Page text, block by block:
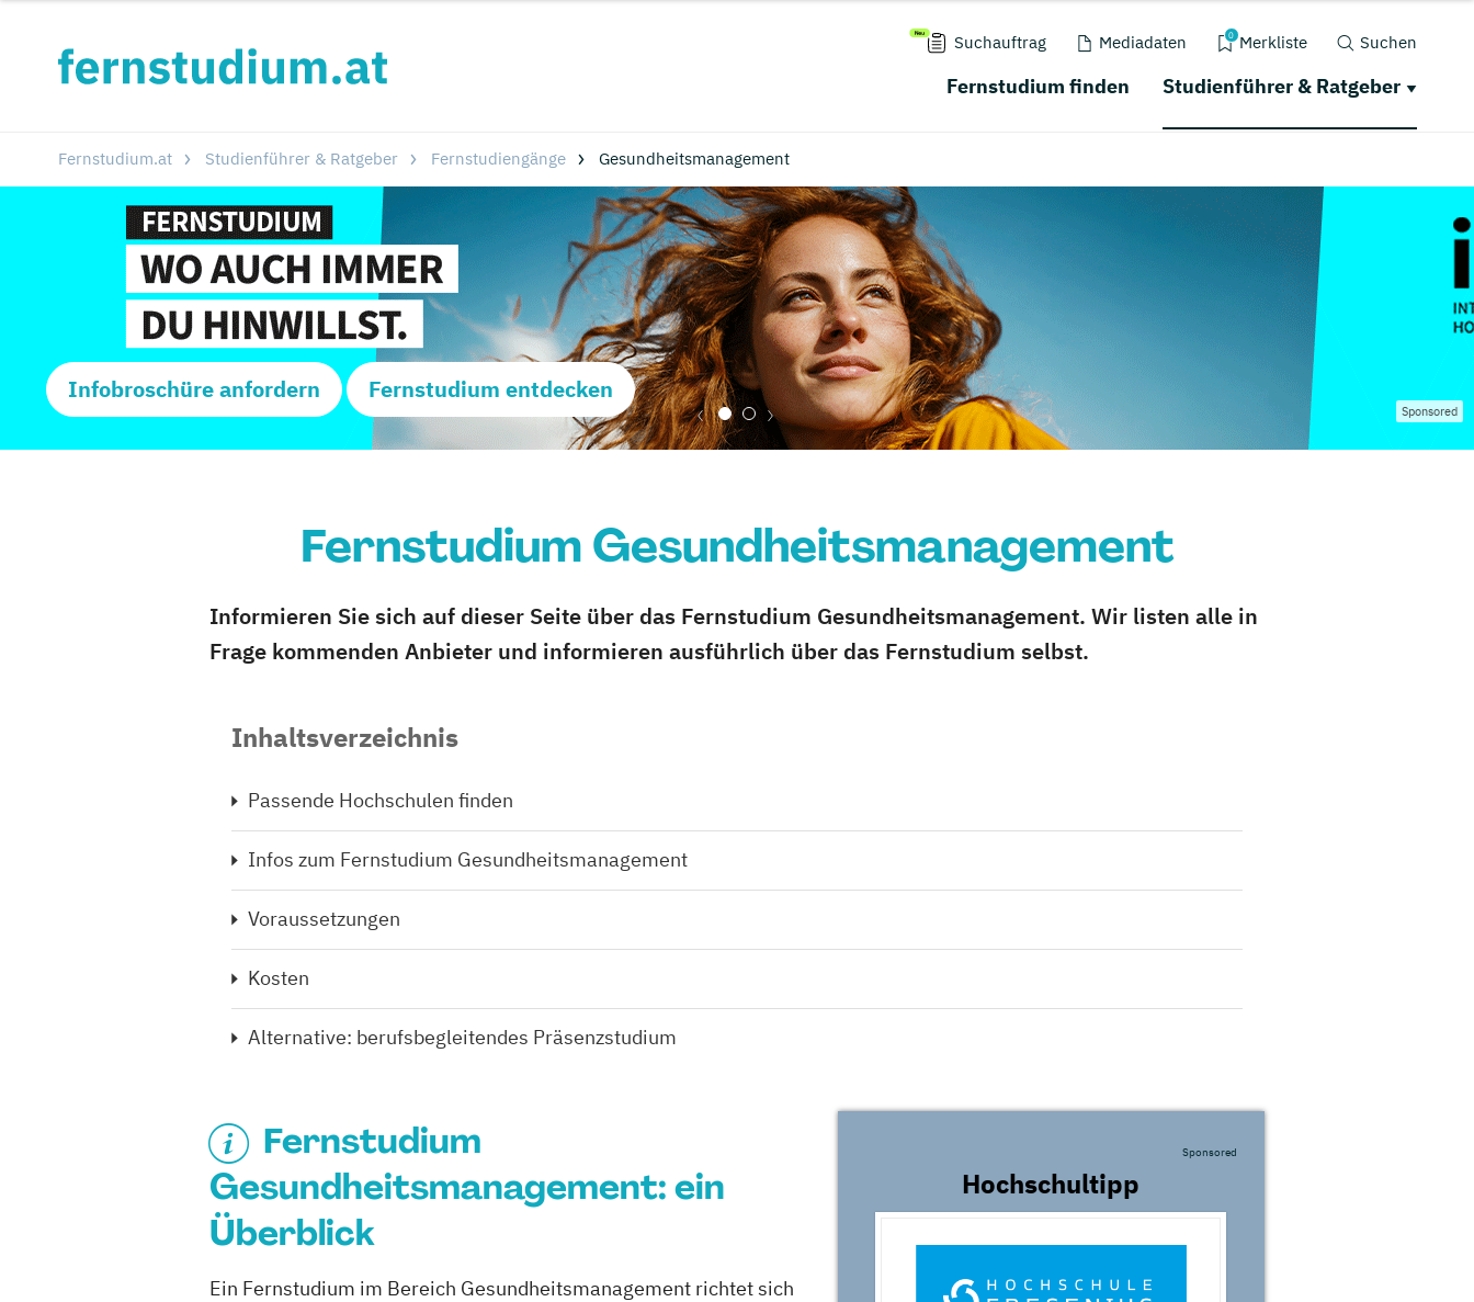
Suchauftrag Mediadaten 0 Merkliste Suchen
Fernstudium finden Studienführer & Ratgeber
Fernstudium.at Studienführer & Ratgeber Fernstudiengänge Gesundheitsmanagement
Infobroschüre anfordern Fernstudium entdecken
Sponsored
Fernstudium Gesundheitsmanagement
Informieren Sie sich auf dieser Seite über das Fernstudium Gesundheitsmanagement. Wir listen alle in
Frage kommenden Anbieter und informieren ausführlich über das Fernstudium selbst.
Inhaltsverzeichnis
Passende Hochschulen finden
Infos zum Fernstudium Gesundheitsmanagement
Voraussetzungen
Kosten
Alternative: berufsbegleitendes Präsenzstudium
Fernstudium
Gesundheitsmanagement: ein
Überblick
Ein Fernstudium im Bereich Gesundheitsmanagement richtet sich
Hochschultipp
Sponsored